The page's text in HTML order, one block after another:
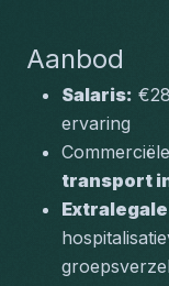
Aanbod
Salaris:
ervaring
transport